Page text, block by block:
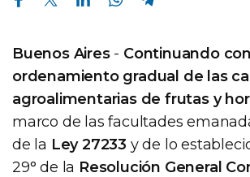
Buenos Aires- Continuando
ordenamiento gradual de las
agroalimentarias de frutas y
marco de las facultades
de la Ley 27233 y de lo
29° de la Resolución General